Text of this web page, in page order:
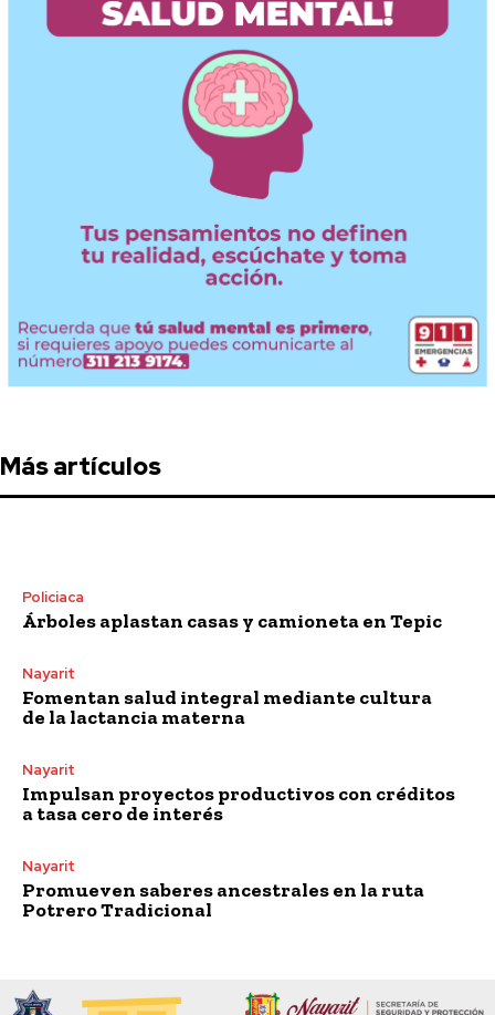
Más artículos
Policiaca
Árboles aplastan casas y camioneta en Tepic
Nayarit
Fomentan salud integral mediante cultura
de la lactancia materna
Nayarit
Impulsan proyectos productivos con créditos
a tasa cero de interés
Nayarit
Promueven saberes ancestrales en la ruta
Potrero Tradicional